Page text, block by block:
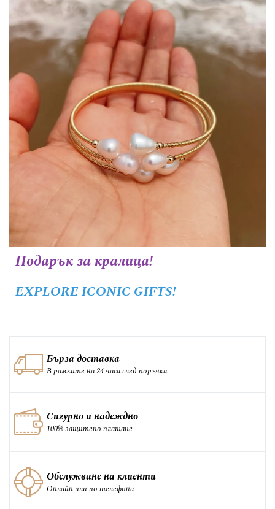
Подарък за кралица!
EXPLORE ICONIC GIFTS!
Бърза доставка
В рамките на 24 часа след поръчка
Сигурно и надеждно
100% защитено плащане
Обслужване на клиенти
Онлайн или по телефона